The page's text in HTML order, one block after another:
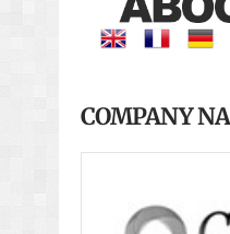
COMPANY